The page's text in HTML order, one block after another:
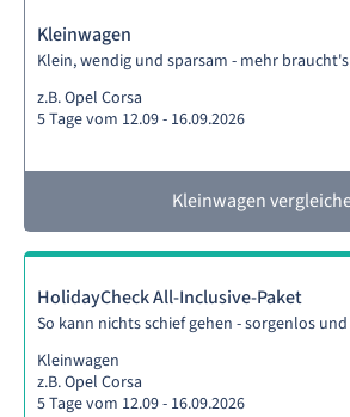
Kleinwagen
Klein, wendig und sparsam - mehr
z.B. Opel Corsa
5 Tage vom 12.09 - 16.09.2026
Kleinwagen
HolidayCheck All-Inclusive-Paket
So kann nichts schief gehen - sorgenlos
Kleinwagen
z.B. Opel Corsa
5 Tage vom 12.09 - 16.09.2026